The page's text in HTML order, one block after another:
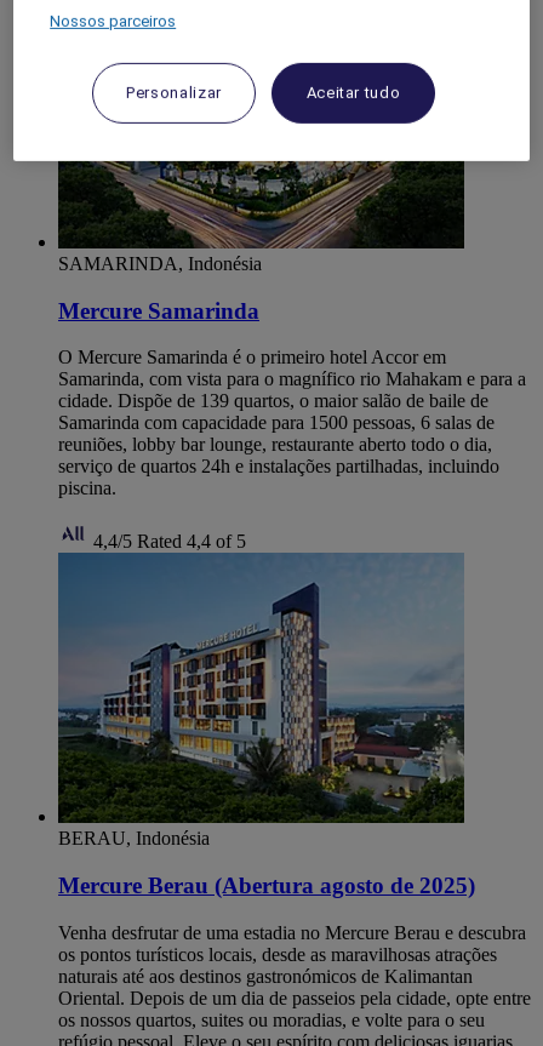
SAMARINDA, Indonésia
Mercure Samarinda
O Mercure Samarinda é o primeiro hotel Accor em
Samarinda, com vista para o magnífico rio Mahakam e para a
cidade. Dispõe de 139 quartos, o maior salão de baile de
Samarinda com capacidade para 1500 pessoas, 6 salas de
reuniões, lobby bar lounge, restaurante aberto todo o dia,
serviço de quartos 24h e instalações partilhadas, incluindo
piscina.
4,4/5 Rated 4,4 of 5
BERAU, Indonésia
Mercure Berau (Abertura agosto de 2025)
Venha desfrutar de uma estadia no Mercure Berau e descubra
os pontos turísticos locais, desde as maravilhosas atrações
naturais até aos destinos gastronómicos de Kalimantan
Oriental. Depois de um dia de passeios pela cidade, opte entre
os nossos quartos, suites ou moradias, e volte para o seu
refúgio pessoal. Eleve o seu espírito com deliciosas iguarias
Nossos parceiros
Personalizar Aceitar tudo